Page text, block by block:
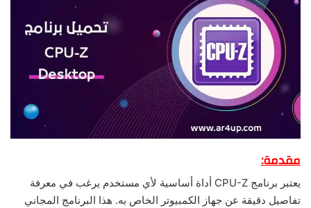
مقدمة:
يعتبر برنامج CPU-Z أداة أساسية لأي مستخدم يرغب في معرفة
تفاصيل دقيقة عن جهاز الكمبيوتر الخاص به. هذا البرنامج المجاني